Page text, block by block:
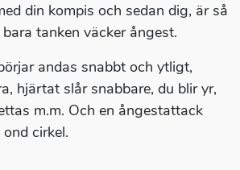
din kompis och sedan dig, är så
tanken väcker ångest.
andas snabbt och ytligt,
hjärtat slår snabbare, du blir yr,
m.m. Och en ångestattack
cirkel.